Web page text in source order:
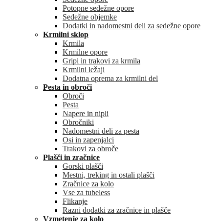
Potopne sedežne opore
Sedežne objemke
Dodatki in nadomestni deli za sedežne opore
Krmilni sklop
Krmila
Krmilne opore
Gripi in trakovi za krmila
Krmilni ležaji
Dodatna oprema za krmilni del
Pesta in obroči
Obroči
Pesta
Napere in nipli
Obročniki
Nadomestni deli za pesta
Osi in zapenjalci
Trakovi za obroče
Plašči in zračnice
Gorski plašči
Mestni, treking in ostali plašči
Zračnice za kolo
Vse za tubeless
Flikanje
Razni dodatki za zračnice in plašče
Vzmetenje za kolo